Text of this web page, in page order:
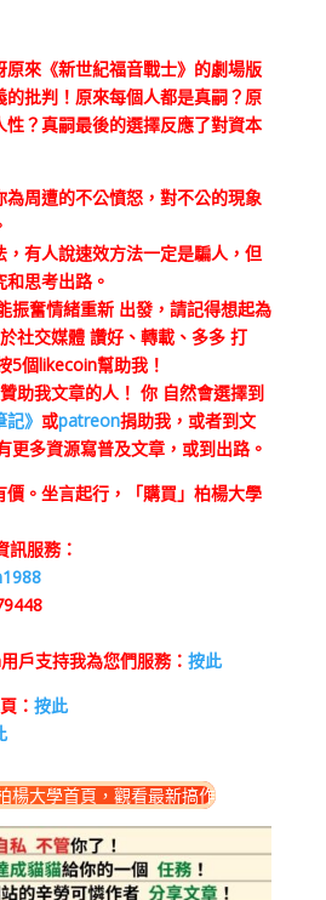
來《新世紀福音戰士》的劇場版
批判！原來每個人都是真嗣？原
？真嗣最後的選擇反應了對資本
周遭的不公憤怒，對不公的現象
有人說速效方法一定是騙人，但
思考出路。
振奮情緒重新 出發，請記得想起為
社交媒體 讚好、轉載、多多 打
5個likecoin幫助我！
助我文章的人！ 你 自然會選擇到
》 或patreon捐助我，或者到文
更多資源寫普及文章，或到出路。
。坐言起行，「購買」柏楊大學
訊服務：
戶支持我為您們服務： 按此
： 按此
楊大學首頁，觀看最新搞作